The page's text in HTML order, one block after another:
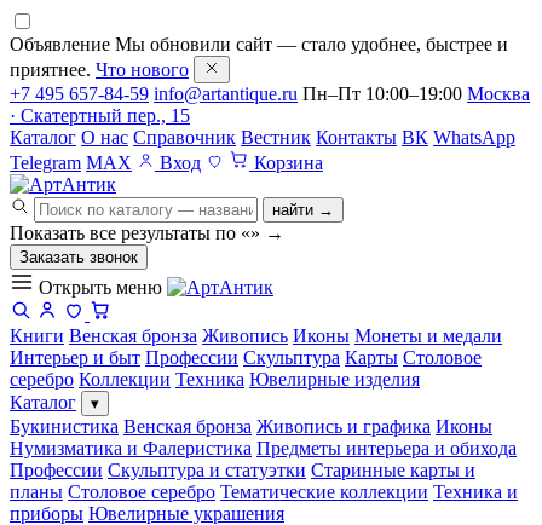
Объявление Мы обновили сайт — стало удобнее, быстрее и
приятнее. Что нового
+7 495 657-84-59 info@artantique.ru Пн–Пт 10:00–19:00 Москва
· Скатертный пер., 15
Каталог О нас Справочник Вестник Контакты ВК WhatsApp
Telegram MAX Вход Корзина
найти →
Показать все результаты по «» →
Заказать звонок
Открыть меню
Книги Венская бронза Живопись Иконы Монеты и медали
Интерьер и быт Профессии Скульптура Карты Столовое
серебро Коллекции Техника Ювелирные изделия
Каталог
▾
Букинистика Венская бронза Живопись и графика Иконы
Нумизматика и Фалеристика Предметы интерьера и обихода
Профессии Скульптура и статуэтки Старинные карты и
планы Столовое серебро Тематические коллекции Техника и
приборы Ювелирные украшения